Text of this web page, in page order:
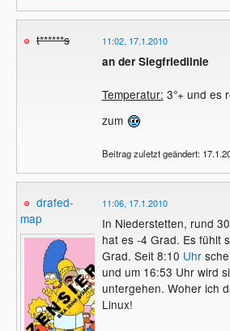
t******s 11:02, 17.1.2010
an der Siegfriedlinie
Temperatur: 3°+ und es
zum
Beitrag zuletzt geändert:
drafed-
map
11:06, 17.1.2010
In Niederstetten, rund
hat es -4 Grad. Es fühlt
Grad. Seit 8:10 Uhr
und um 16:53 Uhr wird
untergehen. Woher ich
Linux!